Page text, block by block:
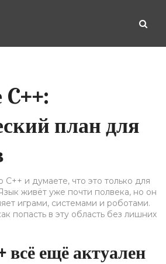
план для
и думаете, что это только для
живёт уже почти полвека, но он
играми, системами и роботами.
попасть в эту область без лишних
всё ещё актуален